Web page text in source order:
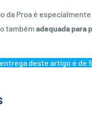
da Proa é especialmente
tambémadequada para
deste artigo é de